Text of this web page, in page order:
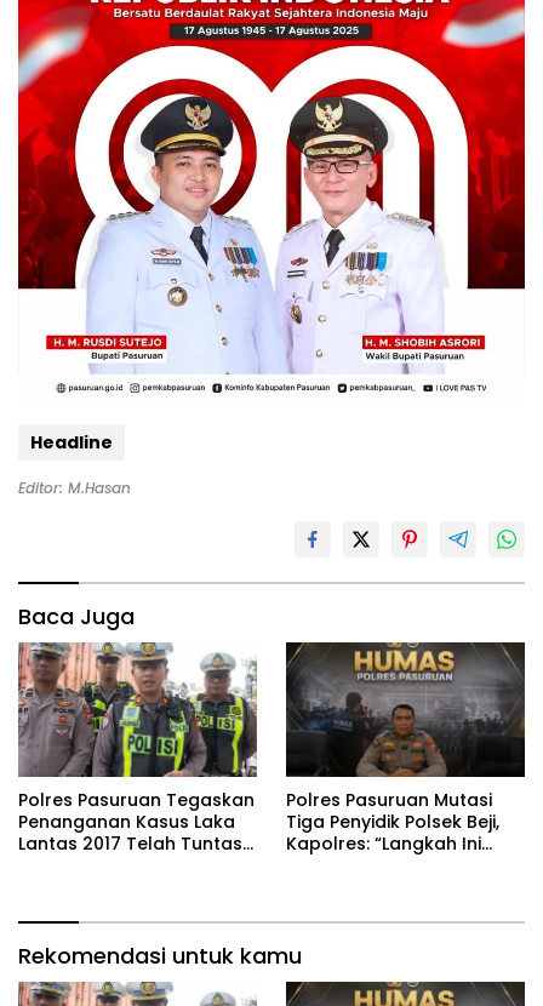
Headline
Editor: M.Hasan
Baca Juga
Polres Pasuruan Tegaskan
Penanganan Kasus Laka
Lantas 2017 Telah Tuntas
‎Polres Pasuruan Mutasi
Tiga Penyidik Polsek Beji,
Kapolres: “Langkah Ini
Rekomendasi untuk kamu